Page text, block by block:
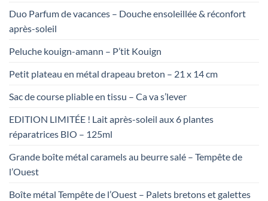
Duo Parfum de vacances – Douche ensoleillée & réconfort
après-soleil
Peluche kouign-amann – P’tit Kouign
Petit plateau en métal drapeau breton – 21 x 14 cm
Sac de course pliable en tissu – Ca va s’lever
EDITION LIMITÉE ! Lait après-soleil aux 6 plantes
réparatrices BIO – 125ml
Grande boîte métal caramels au beurre salé – Tempête de
l’Ouest
Boîte métal Tempête de l’Ouest – Palets bretons et galettes